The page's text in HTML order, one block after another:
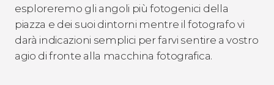
esploreremo gli angoli più fotogenici della
piazza e dei suoi dintorni mentre il fotografo vi
darà indicazioni semplici per farvi sentire a vostro
agio di fronte alla macchina fotografica.